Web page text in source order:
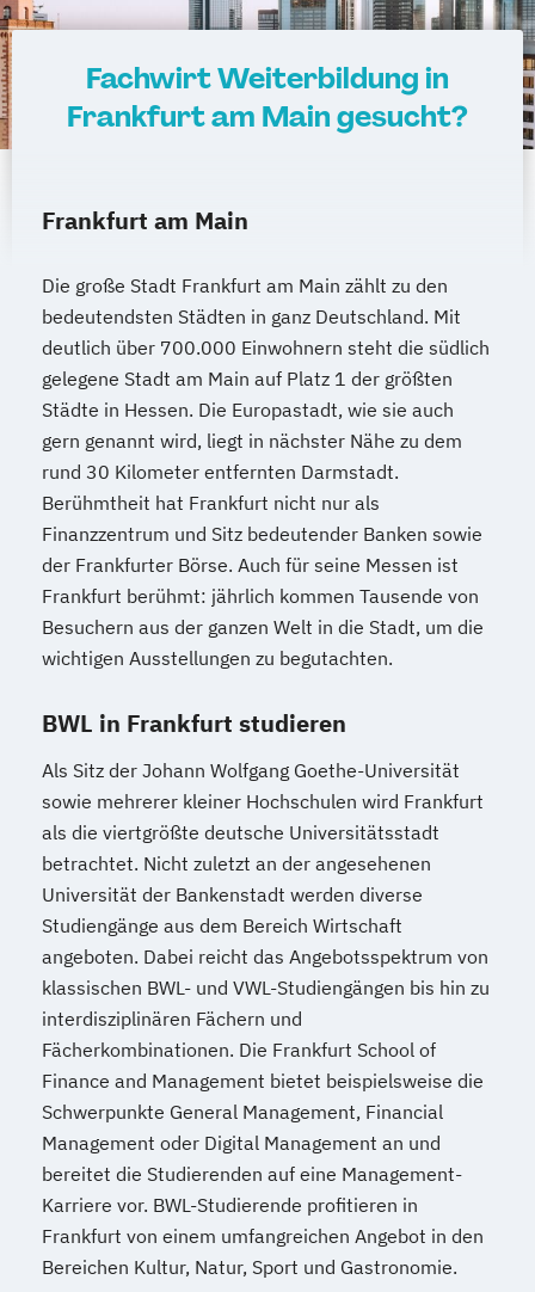
Geprüfte/r Tourismusfachwirt/in (IHK)
Geprüfte/r Wirtschaftsfachwirt/in (IHK)
Geprüfte/r Handelsfachwirt/in (IHK)
Geschäftsführung für Kleinbetriebe
Key-Account-Manager/in mit IHK-Zertifikat
Logistikmanagement
Office Kompakt
Produktionsmanagement
Projektmanagement mit Zertifikat
Projektleiter/in IHK
Sales Manager/in (SGD)
Social Media Manager/in
Staatlich geprüfte/r Techniker/in (Bachelor
Professional in Technik) - Elektrotechnik
Teamleitung (SGD)
Vertriebsingenieur/in - Technische/r
Vertriebsmanager/in
Wirtschaftsmediation (IHK)
Fachwirt Weiterbildung in
Frankfurt am Main gesucht?
Frankfurt am Main
Die große Stadt Frankfurt am Main zählt zu den
bedeutendsten Städten in ganz Deutschland. Mit
deutlich über 700.000 Einwohnern steht die südlich
gelegene Stadt am Main auf Platz 1 der größten
Städte in Hessen. Die Europastadt, wie sie auch
gern genannt wird, liegt in nächster Nähe zu dem
rund 30 Kilometer entfernten Darmstadt.
Berühmtheit hat Frankfurt nicht nur als
Finanzzentrum und Sitz bedeutender Banken sowie
der Frankfurter Börse. Auch für seine Messen ist
Frankfurt berühmt: jährlich kommen Tausende von
Besuchern aus der ganzen Welt in die Stadt, um die
wichtigen Ausstellungen zu begutachten.
BWL in Frankfurt studieren
Als Sitz der Johann Wolfgang Goethe-Universität
sowie mehrerer kleiner Hochschulen wird Frankfurt
als die viertgrößte deutsche Universitätsstadt
betrachtet. Nicht zuletzt an der angesehenen
Universität der Bankenstadt werden diverse
Studiengänge aus dem Bereich Wirtschaft
angeboten. Dabei reicht das Angebotsspektrum von
klassischen BWL- und VWL-Studiengängen bis hin zu
interdisziplinären Fächern und
Fächerkombinationen. Die Frankfurt School of
Finance and Management bietet beispielsweise die
Schwerpunkte General Management, Financial
Management oder Digital Management an und
bereitet die Studierenden auf eine Management-
Karriere vor. BWL-Studierende profitieren in
Frankfurt von einem umfangreichen Angebot in den
Bereichen Kultur, Natur, Sport und Gastronomie.